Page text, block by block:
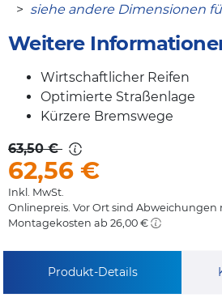
> siehe andere Dimensionen
Weitere
Wirtschaftlicher Reifen
Optimierte Straßenlage
Kürzere Bremswege
63,50 €
62,56 €
Inkl. MwSt.
Onlinepreis. Vor Ort sind Abweichungen
Montagekosten ab 26,00 €
Produkt-Details